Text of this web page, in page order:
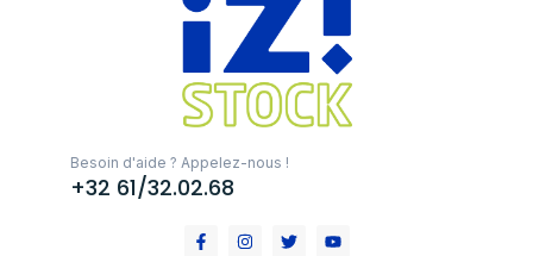
Besoin d'aide ? Appelez-nous !
+32 61/32.02.68